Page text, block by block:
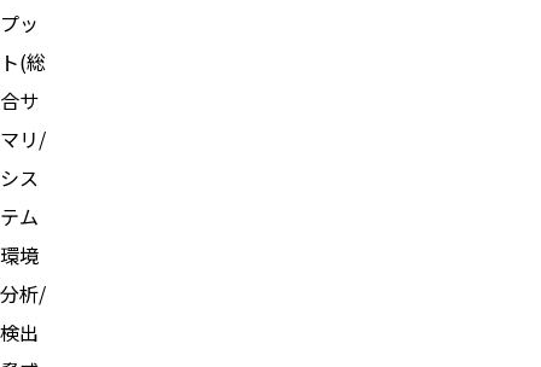
プッ
ト(総
合サ
マリ/
シス
テム
環境
分析/
検出